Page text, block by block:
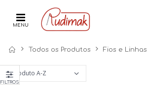
MENU
Todos os Produtos Fios e Linhas
FILTROS